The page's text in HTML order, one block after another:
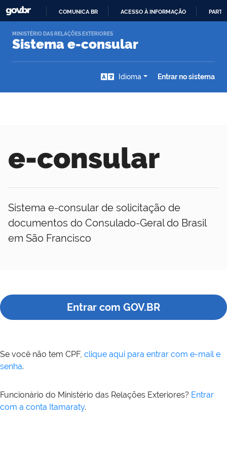
CONTEÚDO
COMUNICA BR ACESSO À INFORMAÇÃO
MINISTÉRIO DAS RELAÇÕES EXTERIORES
Sistema e-consular
Idioma Entrar no sistema
e-consular
Sistema e-consular de solicitação de
documentos do Consulado-Geral do Brasil
em São Francisco
Entrar com GOV.BR
Se você não tem CPF, clique aqui para entrar com e-mail e
senha.
Funcionário do Ministério das Relações Exteriores? Entrar
com a conta Itamaraty.